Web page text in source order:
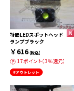
特価LEDスポットヘッド
ランプブラック
￥616(税込)
17ポイント（3％還元）
#アウトレット